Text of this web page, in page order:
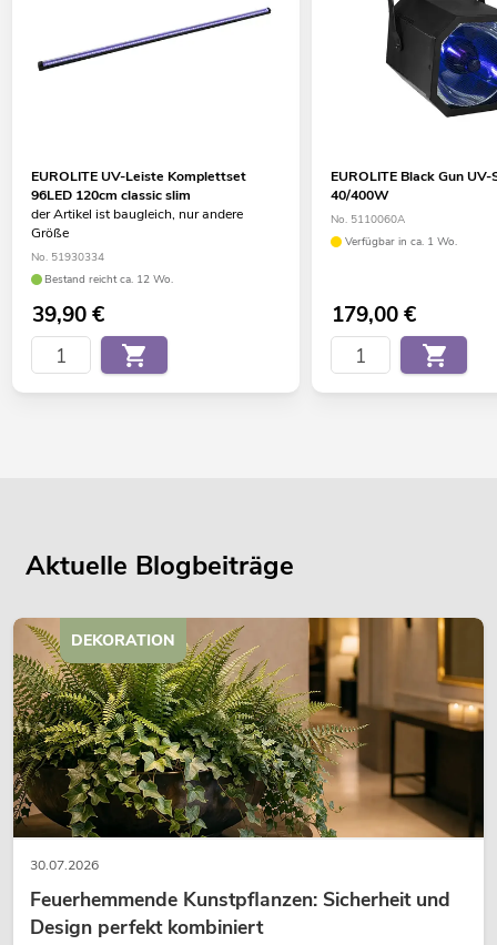
EUROLITE UV-Leiste Komplettset
96LED 120cm classic slim
der Artikel ist baugleich, nur andere
Größe
No. 51930334
Bestand reicht ca. 12 Wo.
39,90€
EUROLITE Black Gun
40/400W
No. 5110060A
Verfügbar in ca. 1 Wo.
179,00€
Aktuelle Blogbeiträge
30.07.2026
Feuerhemmende Kunstpflanzen: Sicherheit und
Design perfekt kombiniert
DEKORATION